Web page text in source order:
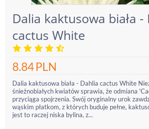
Dalia kaktusowa biała -
cactus White
8.84PLN
Dalia kaktusowa biała - Dahlia cactus White
śnieżnobiałych kwiatów sprawia, że odmiana
przyciąga spojrzenia. Swój oryginalny urok
wąskim płatkom, z których buduje pełne,
jest to raczej niska bylina, z...